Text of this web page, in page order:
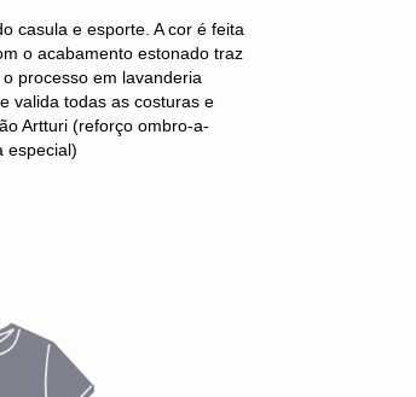
casula e esporte. A cor é feita
o acabamento estonado traz
processo em lavanderia
valida todas as costuras e
Artturi (reforço ombro-a-
especial)